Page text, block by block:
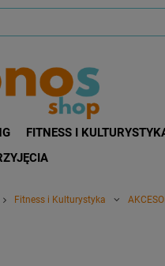
FITNESS I
Fitness i Kulturystyka